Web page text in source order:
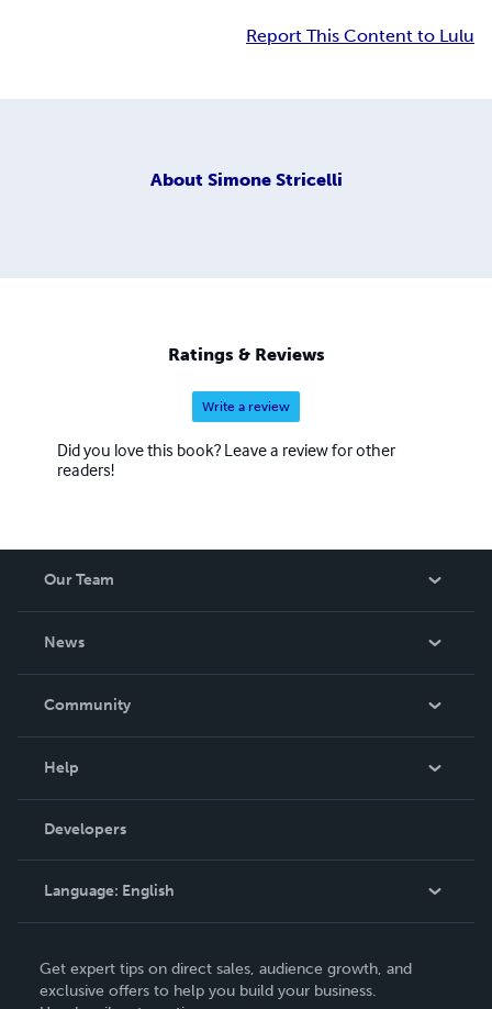
Report This Content to Lulu
About Simone Stricelli
Ratings & Reviews
Write a review
Did you love this book? Leave a review for other
readers!
Our Team
News
In The News
Community
Podcast
Help
Order Lookup
Knowledge Base
Contact Support
Developers
Language: English
Deutsch
Get expert tips on direct sales, audience growth, and
exclusive offers to help you build your business.